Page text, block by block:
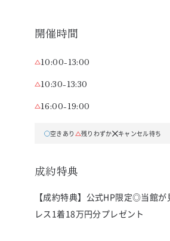
開催時間
10:00-13:00
10:30-13:30
16:00-19:00
空きあり 残りわずか キャンセル待ち
成約特典
【成約特典】公式HP限定◎当館
レス1着18万円分プレゼント